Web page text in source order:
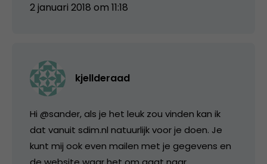
2 januari 2018 om 11:18
kjellderaad
Hi @sander, als je het leuk zou vinden kan ik
dat vanuit sdim.nl natuurlijk voor je doen. Je
kunt mij ook even mailen met je gegevens en